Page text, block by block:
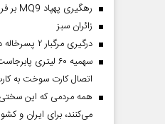
رهگیری پهپاد MQ9 بر فراز تنگه هرمز
‌زائران سبز
درگیری مرگبار ۲ پسرخاله در پارک
سهمیه ۶۰ لیتری
اتصال کارت سوخت به
همه مردمی که این
می‌کنند، برای ایران و